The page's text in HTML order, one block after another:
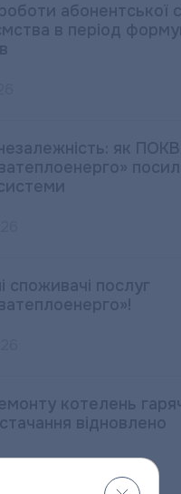
абонентської
в період
як
споживачі послуг
котелень
відновлено